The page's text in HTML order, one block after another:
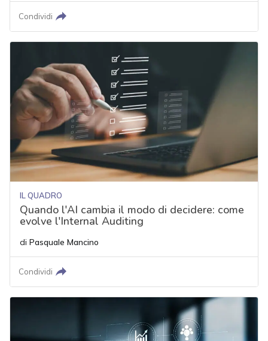
Condividi
IL QUADRO
Quando l'AI cambia il modo di decidere: come
evolve l'Internal Auditing
di Pasquale Mancino
Condividi